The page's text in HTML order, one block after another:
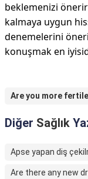
beklemenizi
kalmaya uygun
denemelerini
konuşmak en
Are you more
Diğer Sağlık
Apse yapan diş
Are there any new